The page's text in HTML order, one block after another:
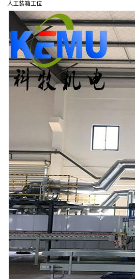
人工装箱工位